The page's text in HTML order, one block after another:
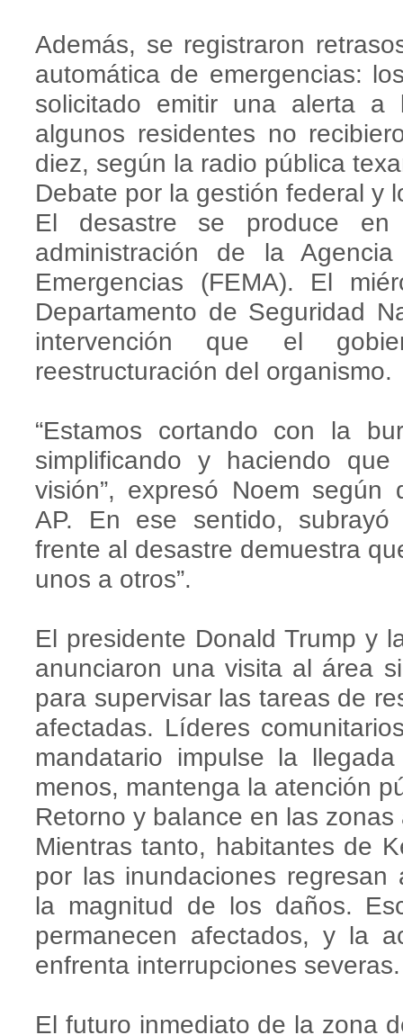
Además, se registraron
automática de emergencias:
solicitado emitir una alerta
algunos residentes no
diez, según la radio pública
Debate por la gestión federal y
El desastre se produce en
administración de la
Emergencias (FEMA). El
Departamento de Seguridad
intervención que el
reestructuración del organismo.
“Estamos cortando con la
simplificando y haciendo
visión”, expresó Noem según
AP. En ese sentido,
frente al desastre demuestra
unos a otros”.
El presidente Donald Trump y
anunciaron una visita al área
para supervisar las tareas de
afectadas. Líderes
mandatario impulse la
menos, mantenga la atención
Retorno y balance en las zonas
Mientras tanto, habitantes de
por las inundaciones
la magnitud de los daños.
permanecen afectados, y la
enfrenta interrupciones severas.
El futuro inmediato de la zona